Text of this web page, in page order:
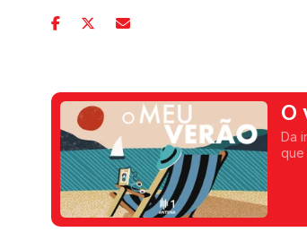
O
Da
que